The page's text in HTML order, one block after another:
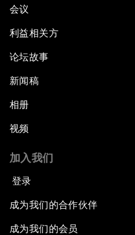
会议
利益相关方
论坛故事
新闻稿
相册
视频
加入我们
登录
成为我们的合作伙伴
成为我们的会员